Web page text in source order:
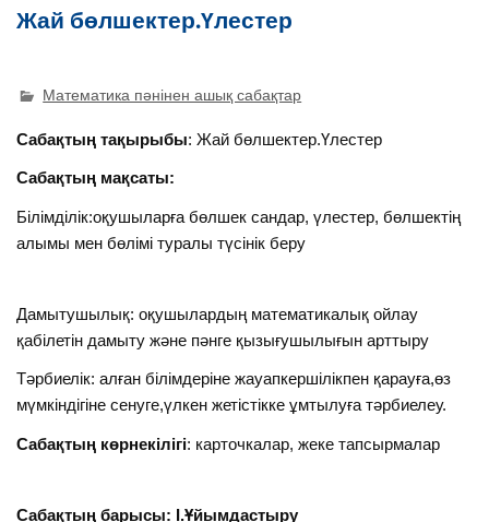
Жай бөлшектер.Үлестер
Математика пәнінен ашық сабақтар
Сабақтың тақырыбы: Жай бөлшектер.Үлестер
Сабақтың мақсаты:
Білімділік:оқушыларға бөлшек сандар, үлестер, бөлшектің
алымы мен бөлімі туралы түсінік беру
Дамытушылық: оқушылардың математикалық ойлау
қабілетін дамыту және пәнге қызығушылығын арттыру
Тәрбиелік: алған білімдеріне жауапкершілікпен қарауға,өз
мүмкіндігіне сенуге,үлкен жетістікке ұмтылуға тәрбиелеу.
Сабақтың көрнекілігі: карточкалар, жеке тапсырмалар
Сабақтың барысы: І.Ұйымдастыру